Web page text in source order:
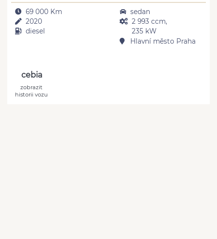
69 000 Km
2020
diesel
sedan
2 993 ccm,
235 kW
Hlavní město Praha
cebia
zobrazit
historii vozu